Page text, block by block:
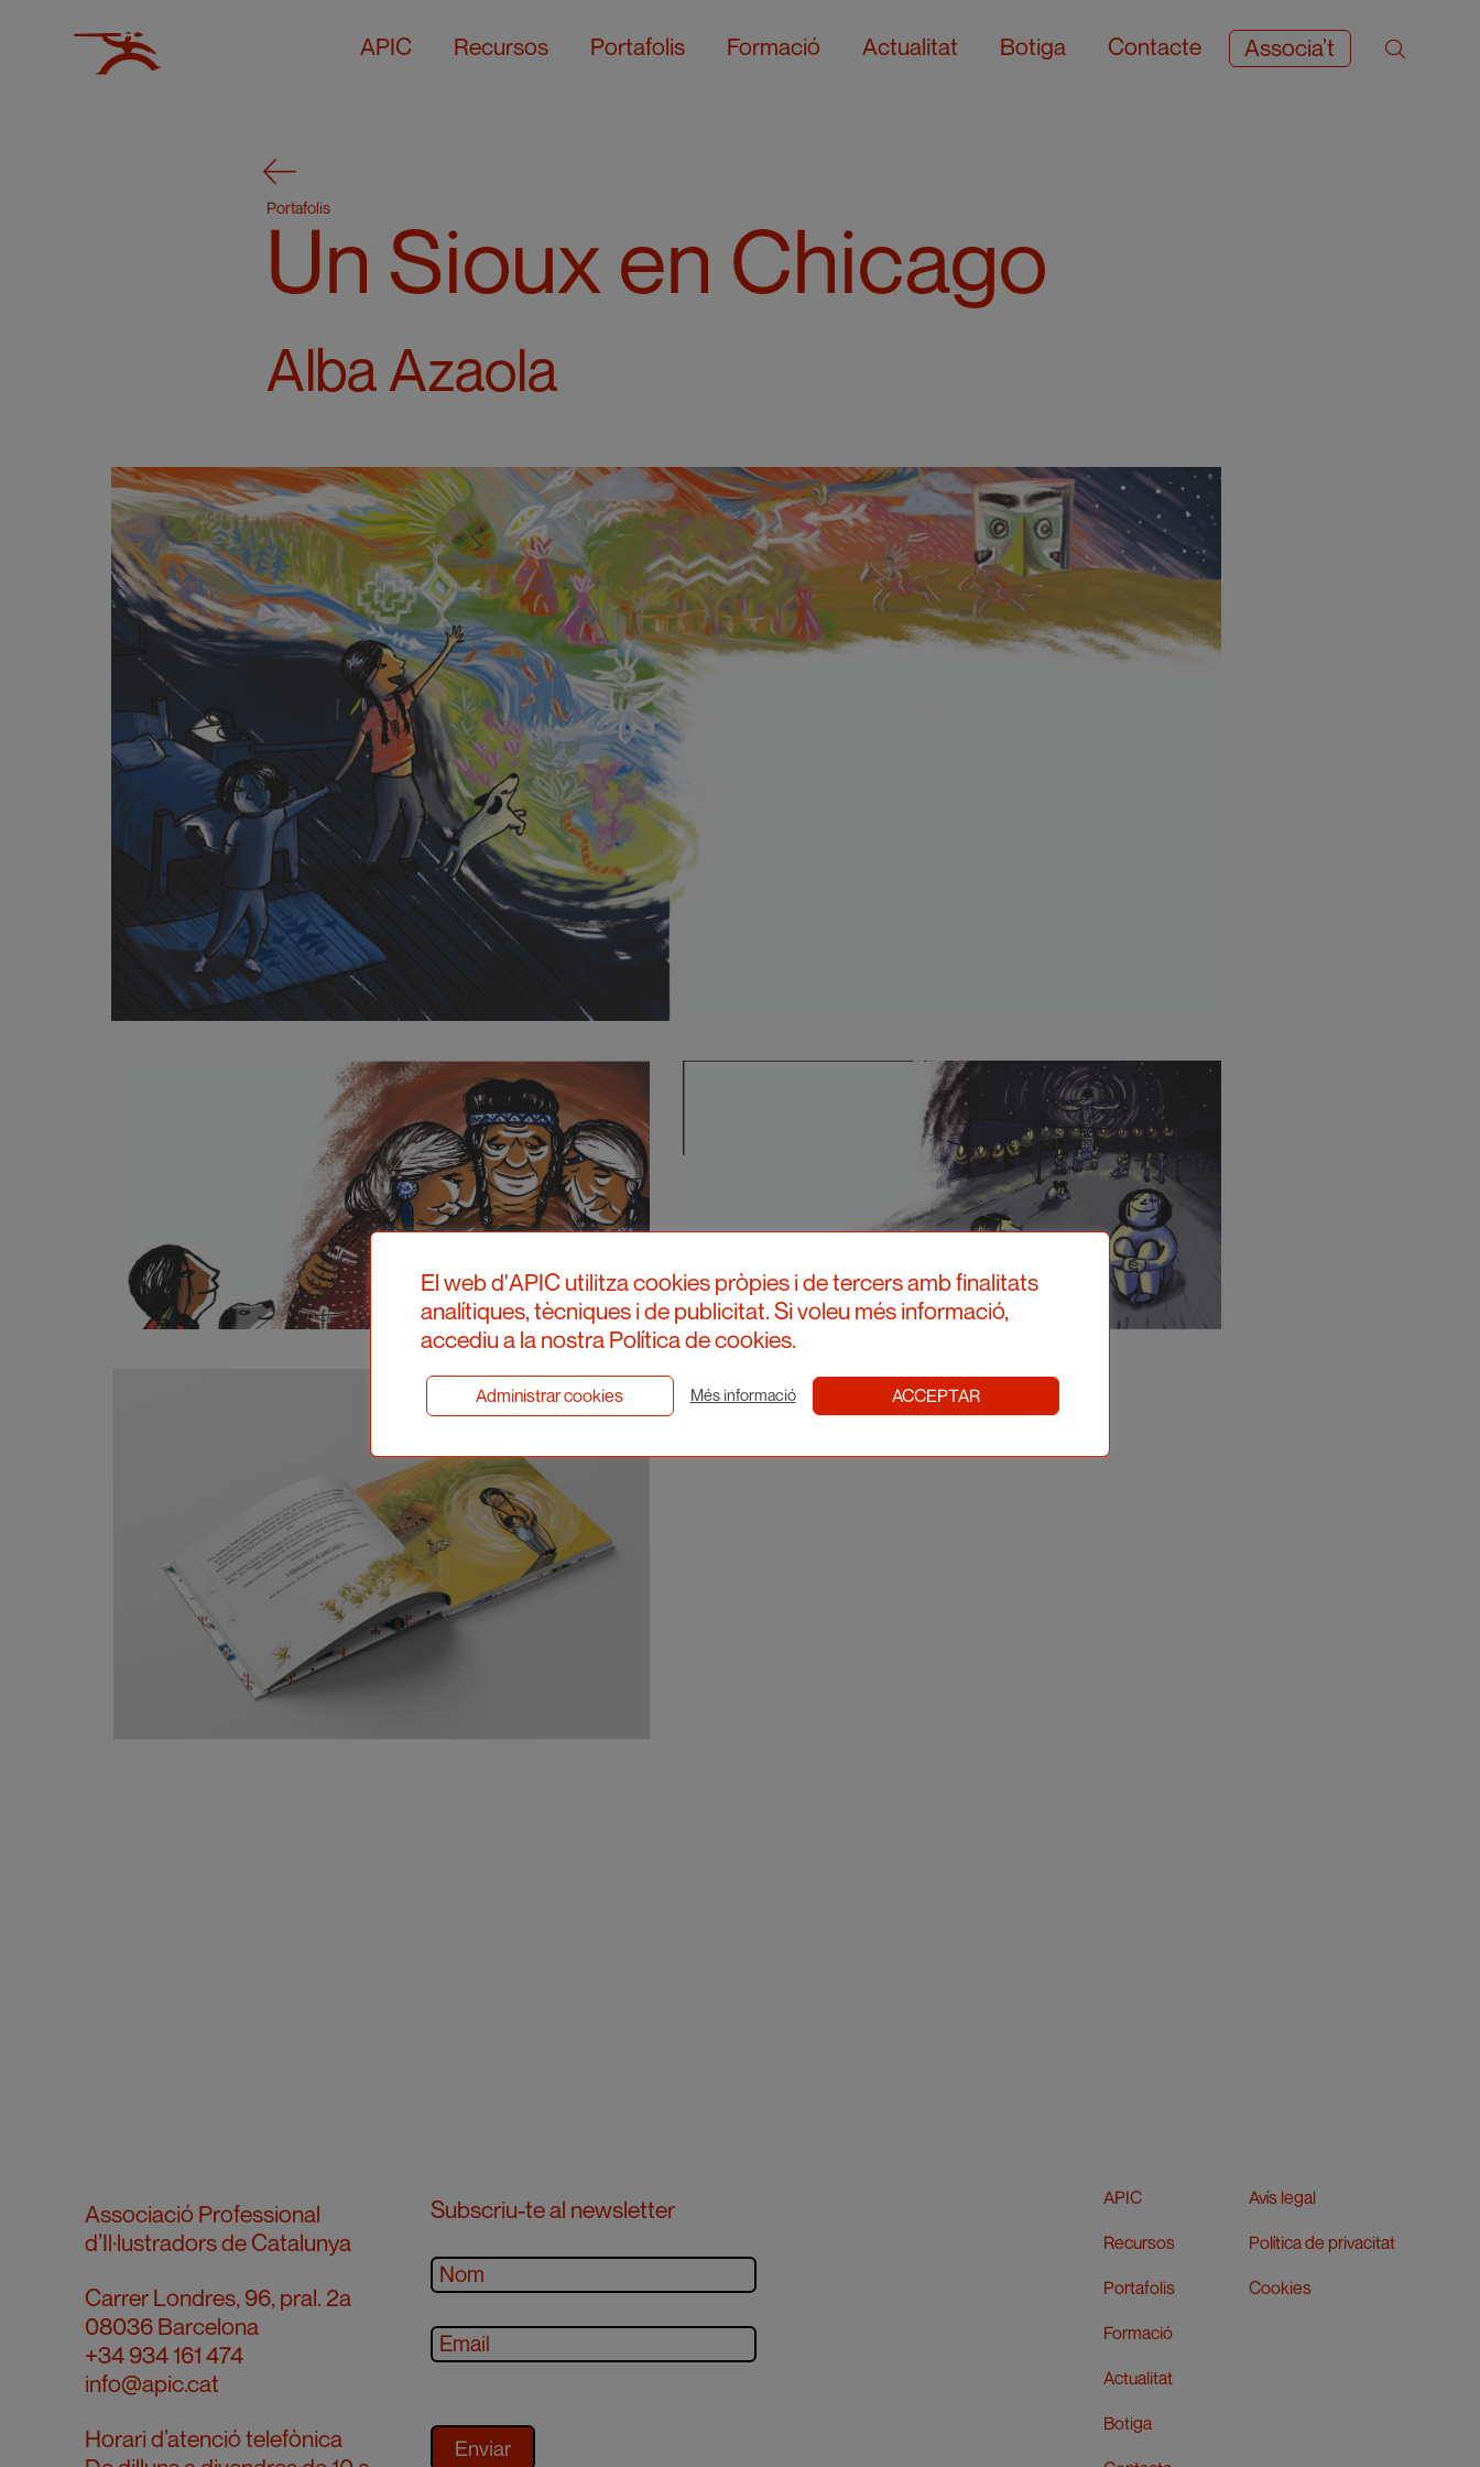
APIC Recursos Portafolis Formació Actualitat Botiga Contacte Associa’t
Portafolis
Un Sioux en Chicago
Alba Azaola
Associació Professional
d’Il·lustradors de Catalunya
Carrer Londres, 96, pral. 2a
08036 Barcelona
+34 934 161 474
info@apic.cat
Horari d’atenció telefònica
Subscriu-te al newsletter APIC
Recursos
Portafolis
Formació
Actualitat
Botiga
Avís legal
Política de privacitat
Cookies
El web d'APIC utilitza cookies pròpies i de tercers amb finalitats
analítiques, tècniques i de publicitat. Si voleu més informació,
accediu a la nostra Política de cookies.
Administrar cookies Més informació ACCEPTAR